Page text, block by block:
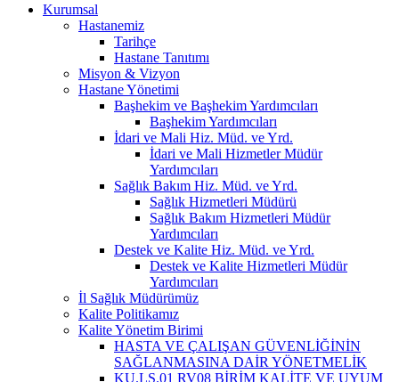
Kurumsal
Hastanemiz
Tarihçe
Hastane Tanıtımı
Misyon & Vizyon
Hastane Yönetimi
Başhekim ve Başhekim Yardımcıları
Başhekim Yardımcıları
İdari ve Mali Hiz. Müd. ve Yrd.
İdari ve Mali Hizmetler Müdür
Yardımcıları
Sağlık Bakım Hiz. Müd. ve Yrd.
Sağlık Hizmetleri Müdürü
Sağlık Bakım Hizmetleri Müdür
Yardımcıları
Destek ve Kalite Hiz. Müd. ve Yrd.
Destek ve Kalite Hizmetleri Müdür
Yardımcıları
İl Sağlık Müdürümüz
Kalite Politikamız
Kalite Yönetim Birimi
HASTA VE ÇALIŞAN GÜVENLİĞİNİN
SAĞLANMASINA DAİR YÖNETMELİK
KU.LS.01 RV08 BİRİM KALİTE VE UYUM